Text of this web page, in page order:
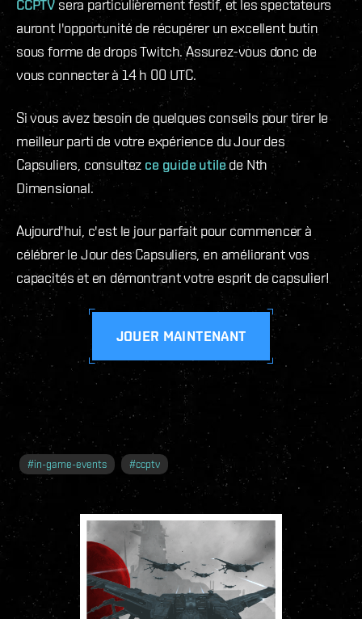
CCPTV sera particulièrement festif, et les spectateurs
auront l'opportunité de récupérer un excellent butin
sous forme de drops Twitch. Assurez-vous donc de
vous connecter à 14 h 00 UTC.
Si vous avez besoin de quelques conseils pour tirer le
meilleur parti de votre expérience du Jour des
Capsuliers, consultez ce guide utilede Nth
Dimensional.
Aujourd'hui, c'est le jour parfait pour commencer à
célébrer le Jour des Capsuliers, en améliorant vos
capacités et en démontrant votre esprit de capsulier!
JOUER MAINTENANT
#in-game-events #ccptv